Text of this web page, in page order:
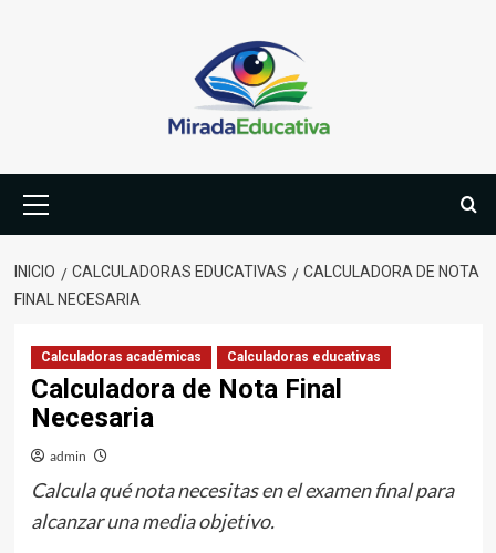
primario
INICIO CALCULADORAS EDUCATIVAS
CALCULADORA DE NOTA
FINAL NECESARIA
Calculadoras académicas Calculadoras educativas
Calculadora de Nota Final
Necesaria
admin
Calcula qué nota necesitas en el examen final para
alcanzar una media objetivo.